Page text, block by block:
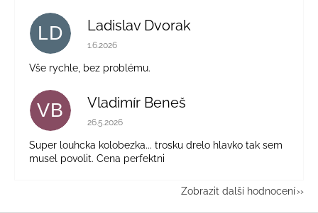
LD Ladislav Dvorak
Hodnocení obchodu je 5 z 5 hvězdiček.
1.6.2026
Vše rychle, bez problému.
VB Vladimír Beneš
Hodnocení obchodu je 5 z 5 hvězdiček.
26.5.2026
Super louhcka kolobezka... trosku drelo hlavko tak sem
musel povolit. Cena perfektni
Zobrazit další hodnocení